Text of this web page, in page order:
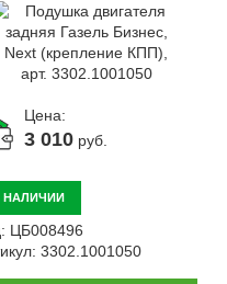
(+6 по МСК)
до 20.00
Цена:
3 010 руб.
НАЛИЧИИ
ЦБ008496
3302.1001050